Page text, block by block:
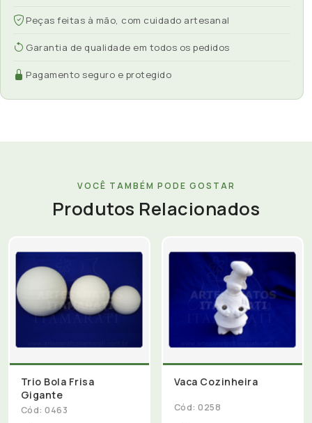
Peças feitas à mão, com cuidado artesanal
Garantia de qualidade em todos os pedidos
Pagamento seguro e protegido
VOCÊ TAMBÉM PODE GOSTAR
Produtos Relacionados
Trio Bola Frisa
Gigante
Cód: 0463
Vaca Cozinheira
Cód: 0258